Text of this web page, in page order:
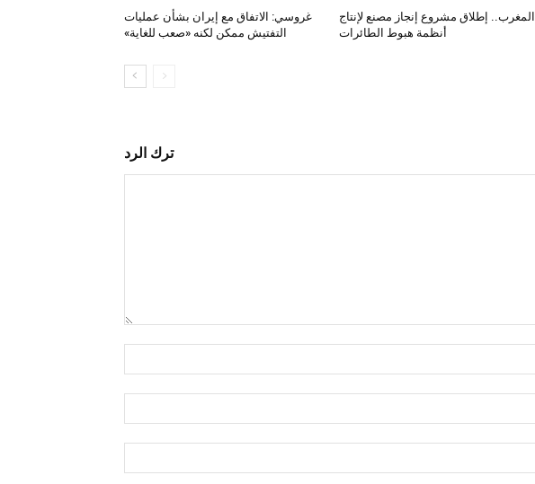
المغرب.. إطلاق مشروع إنجاز مصنع لإنتاج
أنظمة هبوط الطائرات
غروسي: الاتفاق مع إيران بشأن عمليات
التفتيش ممكن لكنه «صعب للغاية»
ترك الرد
الإلكتروني:*